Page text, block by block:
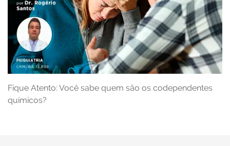
Fique Atento: Você sabe quem são os codependentes
químicos?